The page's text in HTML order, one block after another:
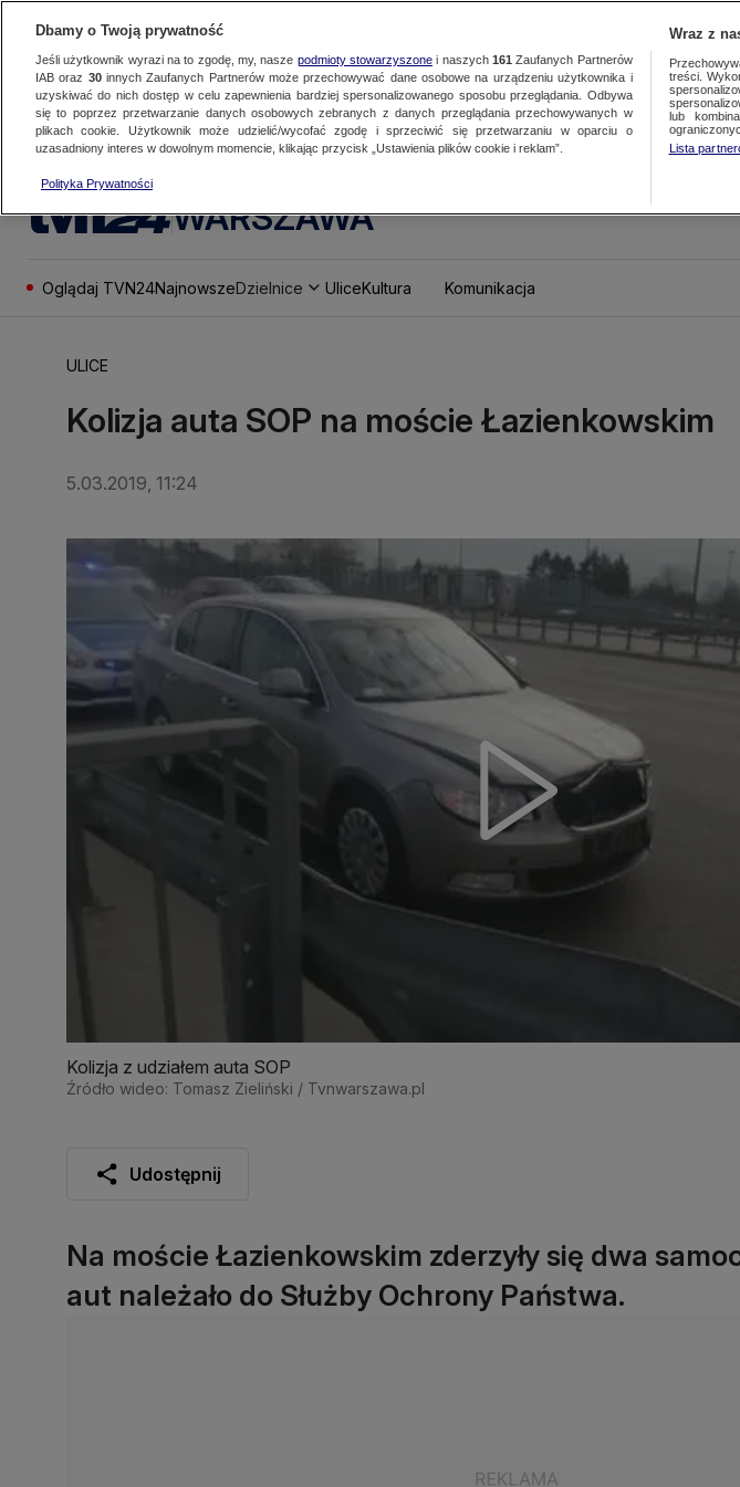
WARSZAWA
Oglądaj TVN24NajnowszeDzielnice UliceKultura Komunikacja
ULICE
Kolizja auta SOP na moście Łazienkowskim
5.03.2019, 11:24
Kolizja z udziałem auta SOP
Źródło wideo: Tomasz Zieliński / Tvnwarszawa.pl
Udostępnij
Na moście Łazienkowskim zderzyły się dwa
aut należało do Służby Ochrony Państwa.
Dbamy o Twoją prywatność
Jeśli użytkownik wyrazi na to zgodę, my, nasze podmioty stowarzyszonei naszych 161 Zaufanych Partnerów
IAB oraz 30innych Zaufanych Partnerów może przechowywać dane osobowe na urządzeniu użytkownika i
uzyskiwać do nich dostęp w celu zapewnienia bardziej spersonalizowanego sposobu przeglądania. Odbywa
się to poprzez przetwarzanie danych osobowych zebranych z danych przeglądania przechowywanych w
plikach cookie. Użytkownik może udzielić/wycofać zgodę i sprzeciwić się przetwarzaniu w oparciu o
uzasadniony interes w dowolnym momencie, klikając przycisk „Ustawienia plików cookie i reklam”.
Polityka Prywatności
Wraz z
treści.
lub
Lista